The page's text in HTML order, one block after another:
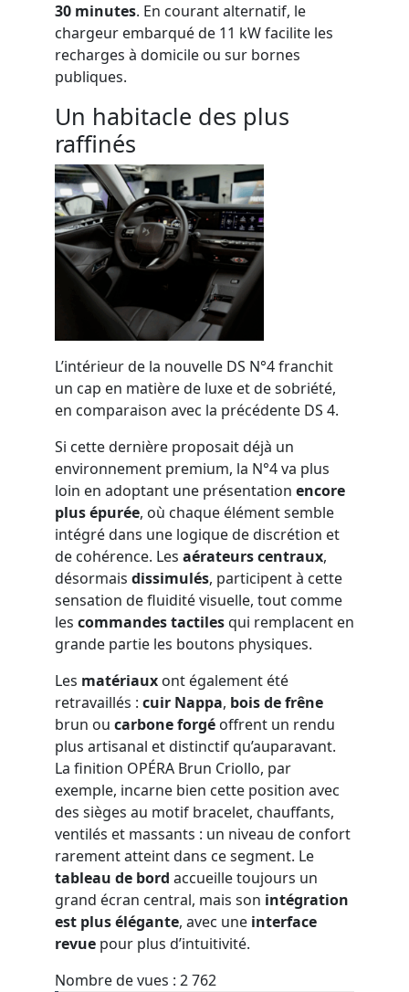
30 minutes. En courant alternatif, le
chargeur embarqué de 11 kW facilite les
recharges à domicile ou sur bornes
publiques.
Un habitacle des plus
raffinés
L’intérieur de la nouvelle DS N°4 franchit
un cap en matière de luxe et de sobriété,
en comparaison avec la précédente DS 4.
Si cette dernière proposait déjà un
environnement premium, la N°4 va plus
loin en adoptant une présentation encore
plus épurée, où chaque élément semble
intégré dans une logique de discrétion et
de cohérence. Les aérateurs centraux,
désormais dissimulés, participent à cette
sensation de fluidité visuelle, tout comme
les commandes tactilesqui remplacent en
grande partie les boutons physiques.
Les matériaux ont également été
retravaillés : cuir Nappa, bois de frêne
brun ou carbone forgé offrent un rendu
plus artisanal et distinctif qu’auparavant.
La finition OPÉRA Brun Criollo, par
exemple, incarne bien cette position avec
des sièges au motif bracelet, chauffants,
ventilés et massants : un niveau de confort
rarement atteint dans ce segment. Le
tableau de bord accueille toujours un
grand écran central, mais son intégration
est plus élégante, avec une interface
revue pour plus d’intuitivité.
Nombre de vues : 2 762